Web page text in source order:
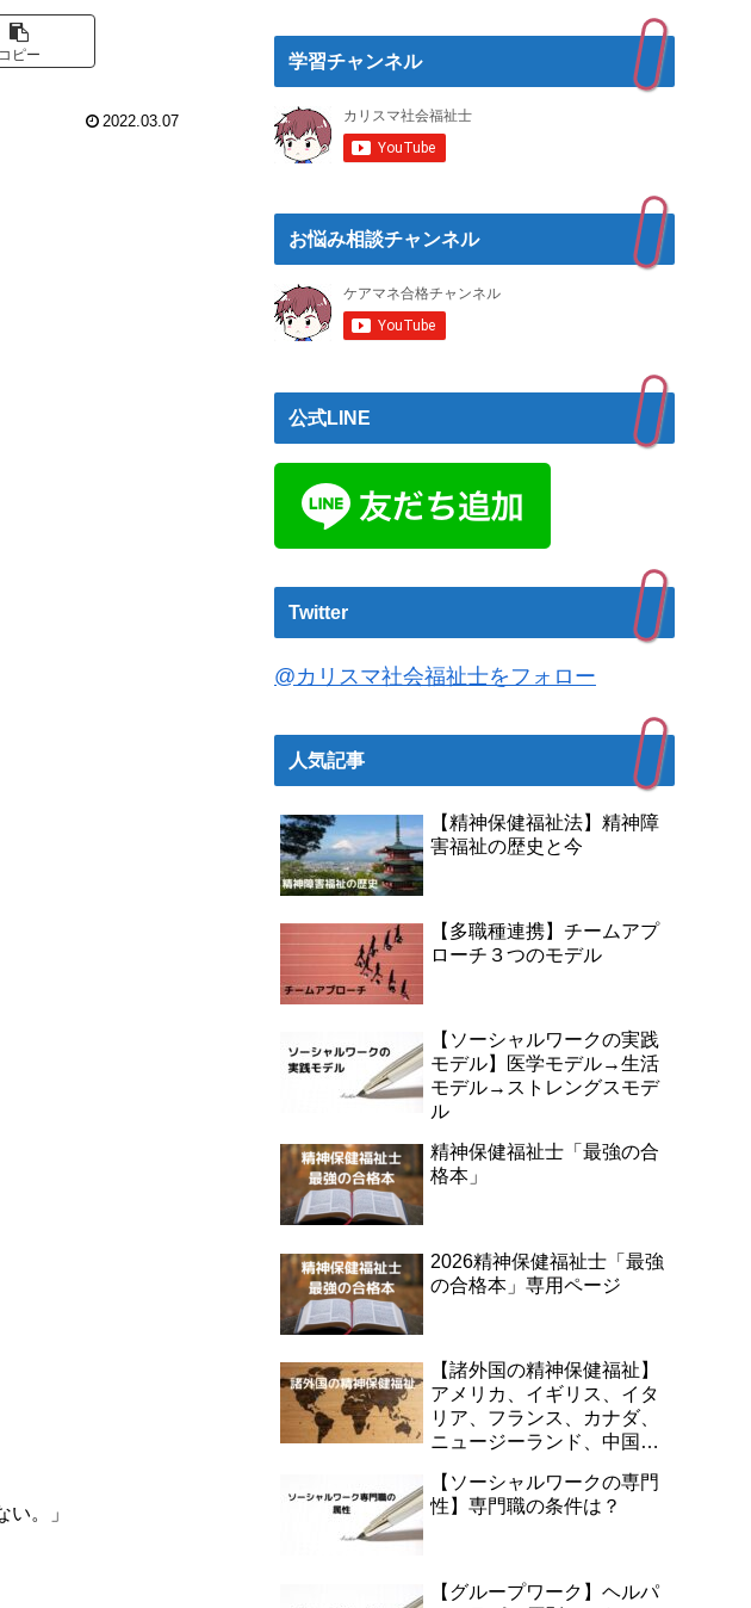
コピー
2022.03.07
。」
学習チャンネル
お悩み相談チャンネル
公式LINE
Twitter
@カリスマ社会福祉士をフォロー
人気記事
【精神保健福祉法】精神障
害福祉の歴史と今
【多職種連携】チームアプ
ローチ３つのモデル
【ソーシャルワークの実践
モデル】医学モデル→生活
モデル→ストレングスモデ
ル
精神保健福祉士「最強の合
格本」
2026精神保健福祉士「最強
の合格本」専用ページ
【諸外国の精神保健福祉】
アメリカ、イギリス、イタ
リア、フランス、カナダ、
ニュージーランド、中国、
【ソーシャルワークの専門
性】専門職の条件は？
【グループワーク】ヘルパ